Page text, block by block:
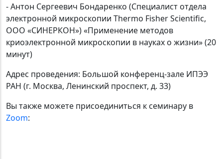
- Антон Сергеевич Бондаренко (Специалист отдела
электронной микроскопии Thermo Fisher Scientific,
ООО «СИНЕРКОН») «Применение методов
криоэлектронной микроскопии в науках о жизни» (20
минут)
Адрес проведения: Большой конференц-зале ИПЭЭ
РАН (г. Москва, Ленинский проспект, д. 33)
Вы также можете присоединиться к семинару в
Zoom: